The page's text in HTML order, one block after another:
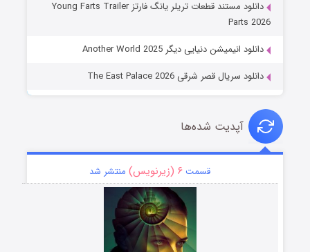
دانلود مستند قطعات تریلر یانگ فارتز Young Farts Trailer
Parts 2026
دانلود انیمیشن دنیایی دیگر Another World 2025
دانلود سریال قصر شرقی The East Palace 2026
آپدیت شده‌ها
قسمت ۶ (زیرنویس) منتشر شد